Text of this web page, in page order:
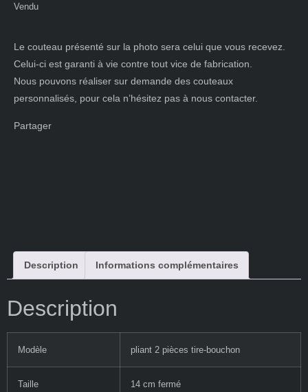
Vendu
Le couteau présenté sur la photo sera celui que vous recevez.
Celui-ci est garanti à vie contre tout vice de fabrication.
Nous pouvons réaliser sur demande des couteaux
personnalisés, pour cela n’hésitez pas à nous contacter.
Partager
Description Informations complémentaires
Description
Modèle pliant 2 pièces tire-bouchon
Taille 14 cm fermé